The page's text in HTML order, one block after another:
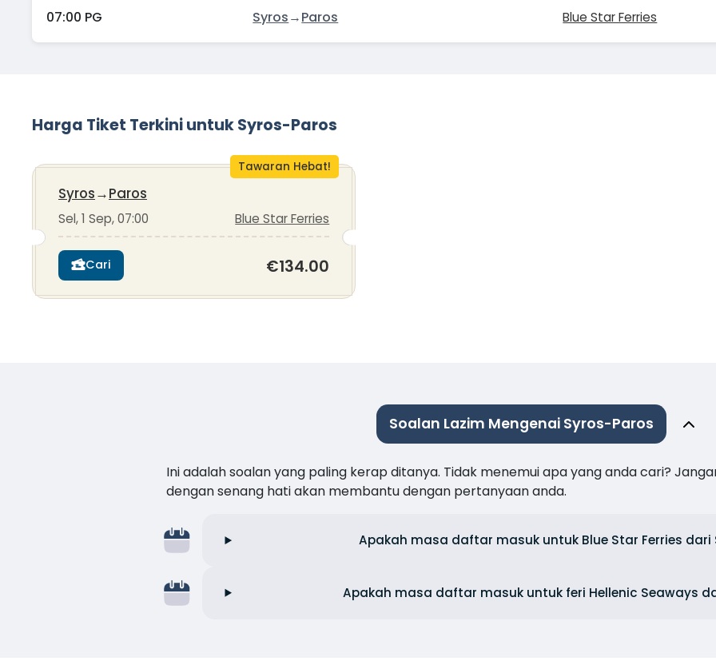
07:00 PG Syros→Paros Blue Star Ferries
Harga Tiket Terkini untuk Syros-Paros
Tawaran Hebat!
Syros→Paros
Sel, 1 Sep, 07:00 Blue Star Ferries
Cari €134.00
Soalan Lazim Mengenai Syros-Paros
Ini adalah soalan yang paling kerap ditanya. Tidak menemui apa yang anda cari?
dengan senang hati akan membantu dengan pertanyaan anda.
Apakah masa daftar masuk untuk Blue Star Ferries dari
Apakah masa daftar masuk untuk feri Hellenic Seaways